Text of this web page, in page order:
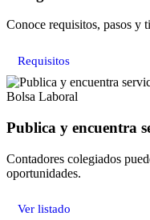
Conoce requisitos, pasos y
Requisitos
Bolsa Laboral
Publica y encuentra
Contadores colegiados
oportunidades.
Ver listado